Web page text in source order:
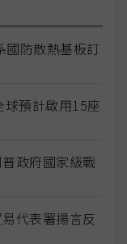
防散熱基板訂
預計啟用15座
政府國家級戰
代表署揚言反